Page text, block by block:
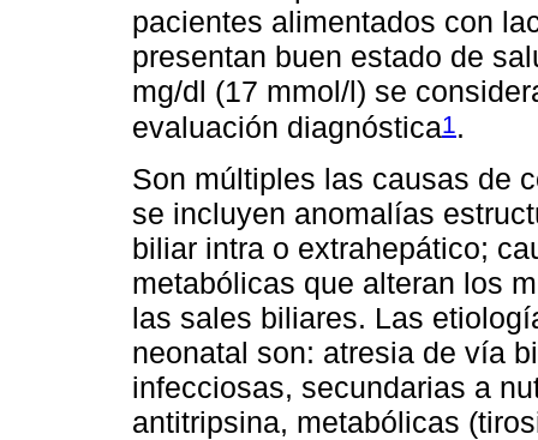
pacientes alimentados con
presentan buen estado de
mg/dl (17 mmol/l) se
evaluación diagnóstica1 .
Son múltiples las causas de
se incluyen anomalías
biliar intra o extrahepático;
metabólicas que alteran los
las sales biliares. Las
neonatal son: atresia de vía
infecciosas, secundarias a
antitripsina, metabólicas